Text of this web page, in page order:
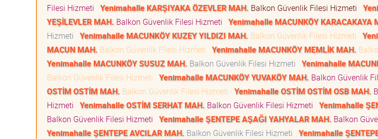
Filesi Hizmeti Yenimahalle KARŞIYAKA ÖZEVLER MAH. Balkon Güvenlik Filesi Hizmeti
YEŞİLEVLER MAH. Balkon Güvenlik Filesi Hizmeti Yenimahalle MACUNKÖY KARACAKAYA
Hizmeti Yenimahalle MACUNKÖY KUZEY YILDIZI MAH. Balkon Güvenlik Filesi Hizmeti
MACUN MAH. Balkon Güvenlik Filesi Hizmeti Yenimahalle MACUNKÖY MEMLİK MAH.
Yenimahalle MACUNKÖY SUSUZ MAH. Balkon Güvenlik Filesi Hizmeti Yenimahalle
Balkon Güvenlik Filesi Hizmeti Yenimahalle MACUNKÖY YUVAKÖY MAH. Balkon Güvenlik
OSTİM OSTİM MAH. Balkon Güvenlik Filesi Hizmeti Yenimahalle OSTİM OSTİM OSB MAH.
Hizmeti Yenimahalle OSTİM SERHAT MAH. Balkon Güvenlik Filesi Hizmeti Yenimahalle
Balkon Güvenlik Filesi Hizmeti Yenimahalle ŞENTEPE AŞAĞI YAHYALAR MAH. Balkon
Yenimahalle ŞENTEPE AVCILAR MAH. Balkon Güvenlik Filesi Hizmeti Yenimahalle